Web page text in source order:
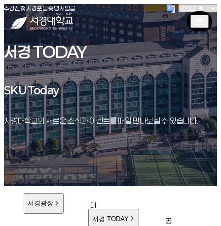
서경대학교
수강신청(새창 열림)
서경포탈(새창 열림)
증명서발급(새창 열림)
서경 TODAY
SKU Today
SKU Today
서경대학교의 새로운 소식과 이벤트를 매일 만나보실 수 있습니다.
서경광장
대
학
서경 TODAY
공